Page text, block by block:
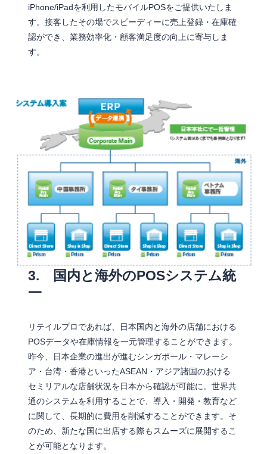
iPhone/iPadを利用したモバイルPOSをご提供いたしま
す。接客したその場でスピーディーに売上登録・在庫確
認ができ、業務効率化・顧客満足度の向上に寄与しま
す。
3. 国内と海外のPOSシステム統
一
リテイルプロであれば、日本国内と海外の店舗における
POSデータや在庫情報を一元管理することができます。
昨今、日本企業の進出が進むシンガポール・マレーシ
ア・台湾・香港といったASEAN・アジア諸国のおける
セミリアルな店舗状況を日本から確認が可能に。世界共
通のシステムを利用することで、導入・開発・教育など
に関して、長期的に費用を削減することができます。そ
のため、新たな国に出店する際もスムーズに展開するこ
とが可能となります。